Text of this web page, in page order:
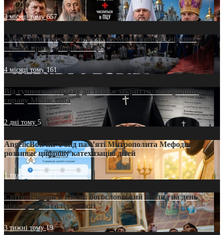
3 місяці тому657
«Кейс Тихона» у Тернополі: як Молитовний сніданок
оголив кризу довіри в ПЦУ
4 місяці тому161
Від гучного скандалу до тихого закриття: хто зупинив
справу Мстислава
2 дні тому 5
AngelicBot: як Фонд пам’яті Митрополита Мефодія
розвиває цифрову катехизацію дітей
1 тиждень тому12
Світові лідери в Києві: богословський погляд на день
міжнародної солідарності
3 тижні тому19